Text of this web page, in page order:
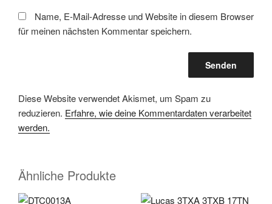
Name, E-Mail-Adresse und Website in diesem Browser
für meinen nächsten Kommentar speichern.
Diese Website verwendet Akismet, um Spam zu
reduzieren. Erfahre, wie deine Kommentardaten verarbeitet
werden.
Ähnliche Produkte